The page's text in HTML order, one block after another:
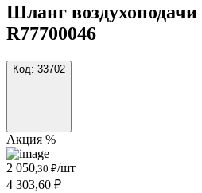
Шланг
R77700046
Код: 33702
Акция %
2 050 ,30 ₽/шт
4 303,60 ₽